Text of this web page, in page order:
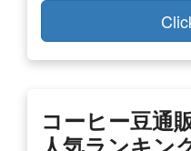
コーヒー豆通